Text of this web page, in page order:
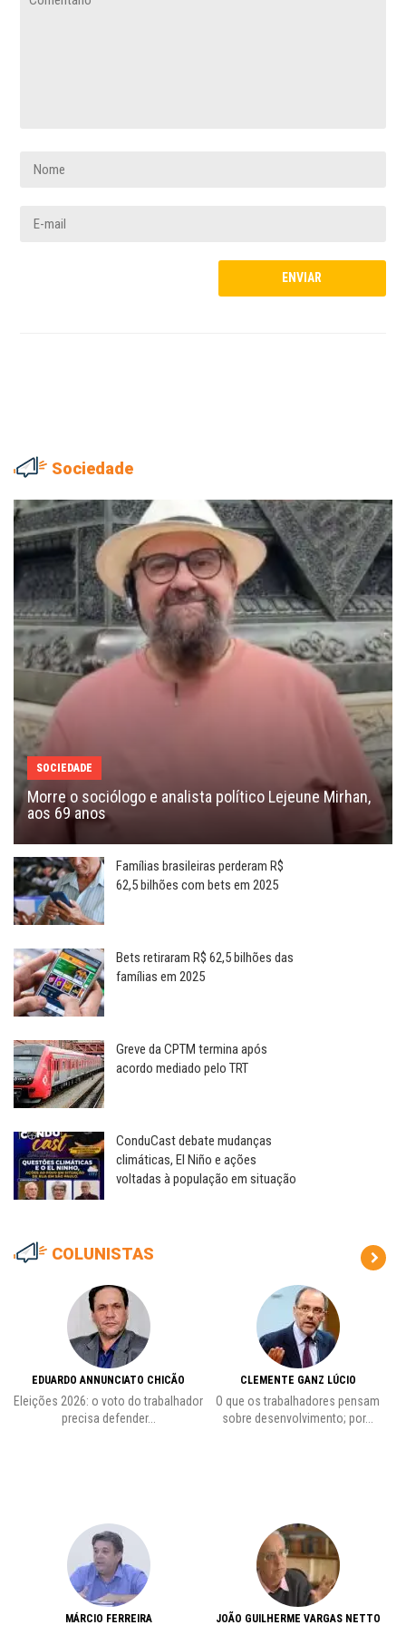
Sociedade
SOCIEDADE
Morre o sociólogo e analista político Lejeune Mirhan,
aos 69 anos
Famílias brasileiras perderam R$
62,5 bilhões com bets em 2025
Bets retiraram R$ 62,5 bilhões das
famílias em 2025
Greve da CPTM termina após
acordo mediado pelo TRT
ConduCast debate mudanças
climáticas, El Niño e ações
voltadas à população em situação
COLUNISTAS
EDUARDO ANNUNCIATO CHICÃO
Eleições 2026: o voto do trabalhador
precisa defender...
MÁRCIO FERREIRA
CLEMENTE GANZ LÚCIO
O que os trabalhadores pensam
sobre desenvolvimento; por...
JOÃO GUILHERME VARGAS NETTO